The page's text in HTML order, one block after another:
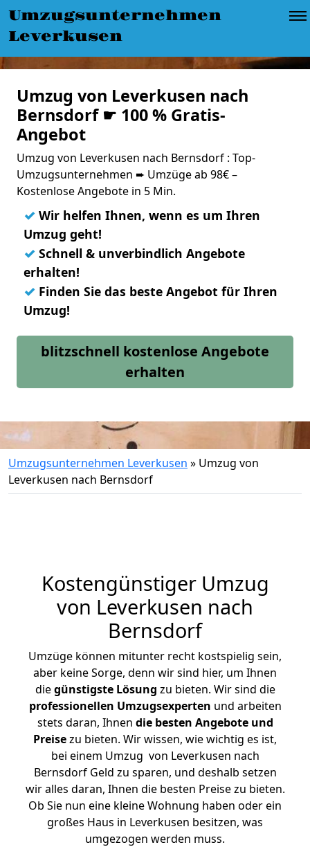
Umzugsunternehmen
Leverkusen
Umzug von Leverkusen nach
Bernsdorf ☛ 100 % Gratis-
Angebot
Umzug von Leverkusen nach Bernsdorf : Top-
Umzugsunternehmen ➨ Umzüge ab 98€ –
Kostenlose Angebote in 5 Min.
✓ Wir helfen Ihnen, wenn es um Ihren
Umzug geht!
✓ Schnell & unverbindlich Angebote
erhalten!
✓ Finden Sie das beste Angebot für Ihren
Umzug!
blitzschnell kostenlose Angebote
erhalten
Umzugsunternehmen Leverkusen » Umzug von
Leverkusen nach Bernsdorf
Kostengünstiger Umzug
von Leverkusen nach
Bernsdorf
Umzüge können mitunter recht kostspielig sein,
aber keine Sorge, denn wir sind hier, um Ihnen
diegünstigste Lösung zu bieten. Wir sind die
professionellen Umzugsexperten und arbeiten
stets daran, Ihnen die besten Angebote und
Preisezu bieten. Wir wissen, wie wichtig es ist,
bei einem Umzug von Leverkusen nach
Bernsdorf Geld zu sparen, und deshalb setzen
wir alles daran, Ihnen die besten Preise zu bieten.
Ob Sie nun eine kleine Wohnung haben oder ein
großes Haus in Leverkusen besitzen, was
umgezogen werden muss.